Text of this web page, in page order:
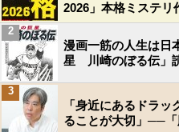
2026」本格ミステリ
漫画一筋の人生は日
星 川崎のぼる伝」
2
「身近にあるドラ
ることが大切」──
3